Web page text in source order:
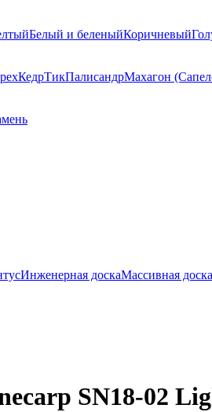
Белый и беленыйКоричневый
КедрТикПалисандрМахагон
Инженерная доскаМассивная доска
SN18-02